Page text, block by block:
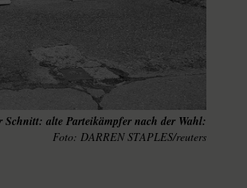
Schnitt: alte Parteikämpfer nach der Wahl:
DARREN STAPLES/reuters